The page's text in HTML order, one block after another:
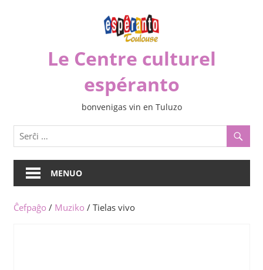
Le Centre culturel
espéranto
bonvenigas vin en Tuluzo
MENUO
Ĉefpaĝo / Muziko / Tielas vivo